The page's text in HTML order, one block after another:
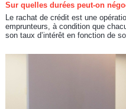
Sur quelles durées peut-on
Le rachat de crédit est une
emprunteurs, à condition que
son taux d’intérêt en fonction de